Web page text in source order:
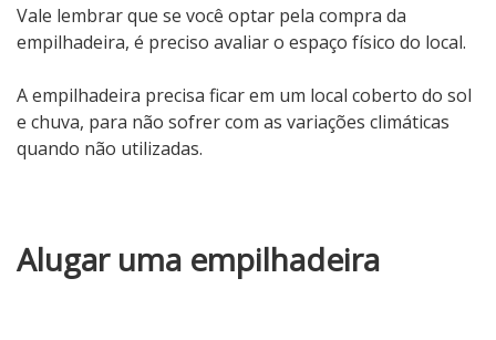
Vale lembrar que se você optar pela compra da
empilhadeira, é preciso avaliar o espaço físico do local.
A empilhadeira precisa ficar em um local coberto do sol
e chuva, para não sofrer com as variações climáticas
quando não utilizadas.
Alugar uma empilhadeira